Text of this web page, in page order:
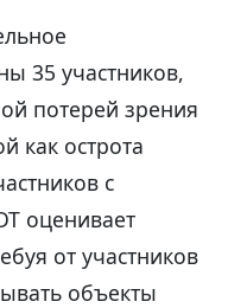
35 участников,
потерей зрения
как острота
с
оценивает
от участников
объекты